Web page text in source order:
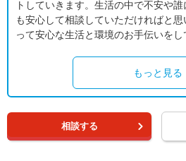
トしていきます。生活の中で不安や
も安心して相談していただければと
って安心な生活と環境のお手伝いをし
もっと見る
相談する